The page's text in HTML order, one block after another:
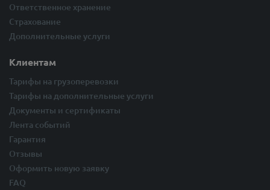
Ответственное хранение
Страхование
Дополнительные услуги
Клиентам
Тарифы на грузоперевозки
Тарифы на дополнительные услуги
Документы и сертификаты
Лента событий
Гарантия
Отзывы
Оформить новую заявку
FAQ